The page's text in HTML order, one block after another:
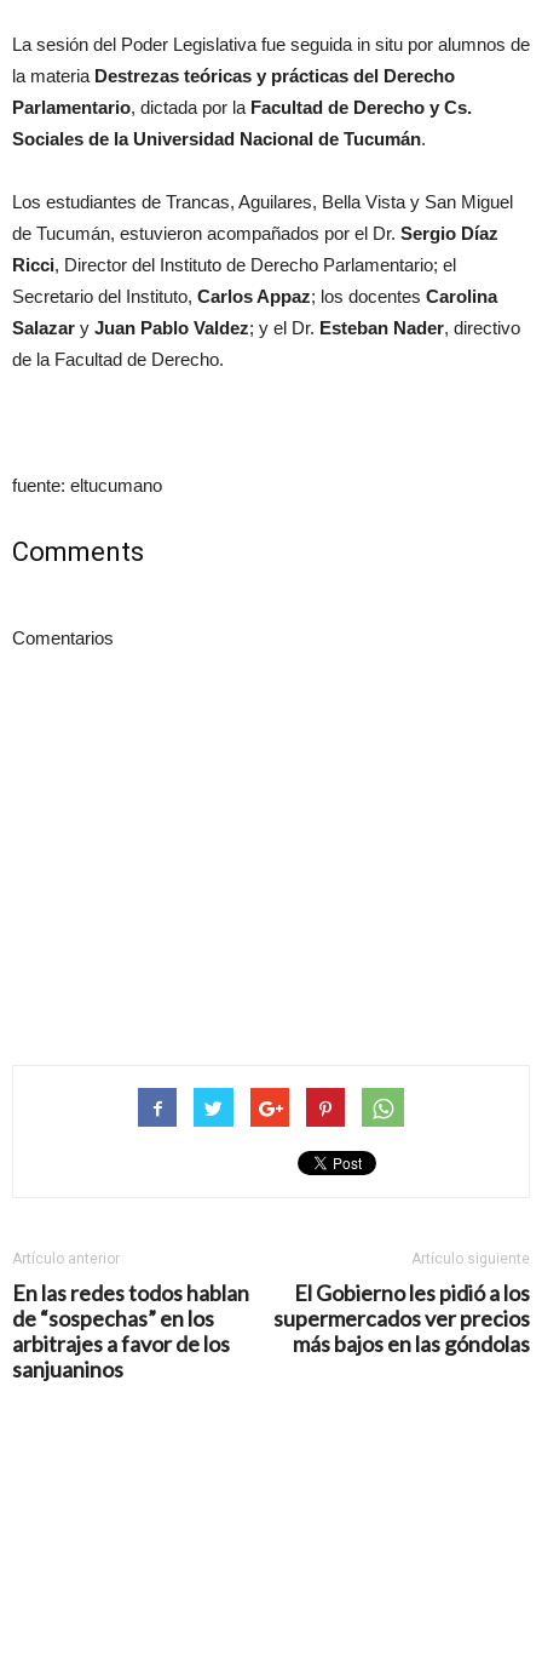
La sesión del Poder Legislativa fue seguida in situ por alumnos de
la materia Destrezas teóricas y prácticas del Derecho
Parlamentario, dictada por la Facultad de Derecho y Cs.
Sociales de la Universidad Nacional de Tucumán.
Los estudiantes de Trancas, Aguilares, Bella Vista y San Miguel
de Tucumán, estuvieron acompañados por el Dr. Sergio Díaz
Ricci, Director del Instituto de Derecho Parlamentario; el
Secretario del Instituto, Carlos Appaz; los docentes Carolina
Salazar y Juan Pablo Valdez; y el Dr. Esteban Nader, directivo
de la Facultad de Derecho.
fuente: eltucumano
Comments
Comentarios
Artículo anterior
En las redes todos hablan
de “sospechas” en los
arbitrajes a favor de los
sanjuaninos
Artículo siguiente
El Gobierno les pidió a los
supermercados ver precios
más bajos en las góndolas